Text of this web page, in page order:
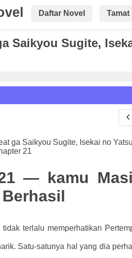
Daftar Novel Tamat
Saikyou Sugite,
Arial
ga Saikyou Sugite, Isekai no
21
— kamu
terlalu memperhatikan
Satu-satunya hal yang dia